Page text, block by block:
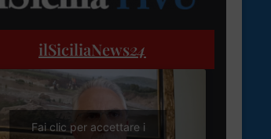
ilSiciliaNews24
Fai clic per accettare i